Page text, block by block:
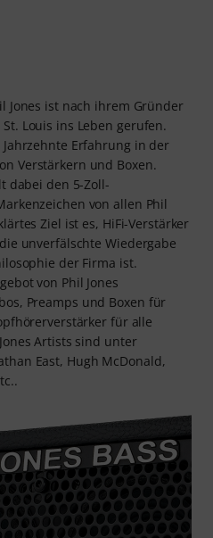
Jones ist nach ihrem Gründer
Louis ins Leben gerufen.
Erfahrung in der
Verstärkern und Boxen.
dabei den 5-Zoll-
von allen Phil
Ziel ist es, HiFi-Verstärker
unverfälschte Wiedergabe
der Firma ist.
von Phil Jones
Preamps und Boxen für
für alle
Artists sind unter
East, Hugh McDonald,